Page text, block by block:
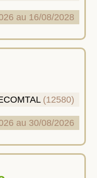
au 16/08/2028
(12580)
au 30/08/2026